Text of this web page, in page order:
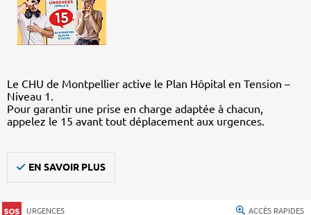
Le CHU de Montpellier active le Plan Hôpital en Tension –
Niveau 1.
Pour garantir une prise en charge adaptée à chacun,
appelez le 15 avant tout déplacement aux urgences.
EN SAVOIR PLUS
URGENCES ACCÈS RAPIDES